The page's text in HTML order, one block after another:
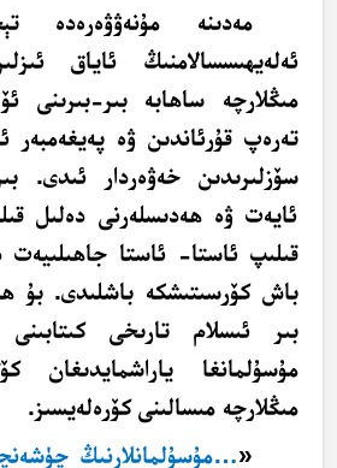
مەدىنە مۇنەۋۋەرەدە
ئەلەيھىسسالامنىڭ ئاياق
مىڭلارچە ساھابە بىر-بىرىنى
تەرەپ قۇرئاندىن ۋە پەيغەمبەر
سۆزلىرىدىن خەۋەردار ئىدى.
ئايەت ۋە ھەدىسلەرنى دەلىل
قىلىپ ئاستا- ئاستا جاھىلىيەت
باش كۆرسىتىشكە باشلىدى. بۇ
بىر ئىسلام تارىخى كىتابىنى
مۇسۇلمانغا ياراشمايدىغان
مىڭلارچە مىسالىنى كۆرەلەيسىز.
«…مۇسۇلمانلارنىڭ